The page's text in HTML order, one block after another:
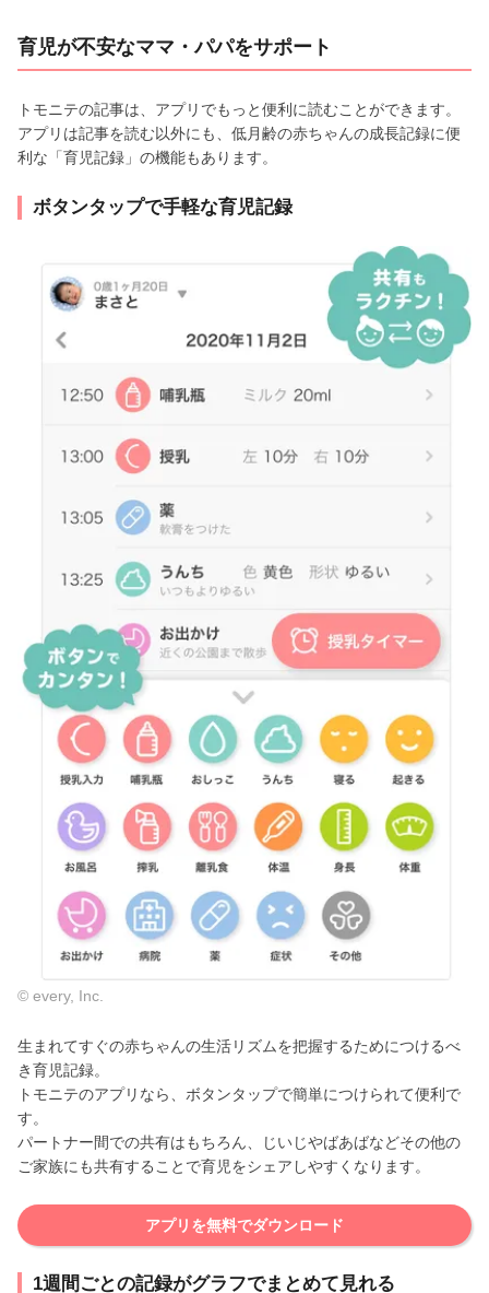
育児が不安なママ・パパをサポート
トモニテの記事は、アプリでもっと便利に読むことができます。
アプリは記事を読む以外にも、低月齢の赤ちゃんの成長記録に便
利な「育児記録」の機能もあります。
ボタンタップで手軽な育児記録
© every, Inc.
生まれてすぐの赤ちゃんの生活リズムを把握するためにつけるべ
き育児記録。
トモニテのアプリなら、ボタンタップで簡単につけられて便利で
す。
パートナー間での共有はもちろん、じいじやばあばなどその他の
ご家族にも共有することで育児をシェアしやすくなります。
アプリを無料でダウンロード
1週間ごとの記録がグラフでまとめて見れる